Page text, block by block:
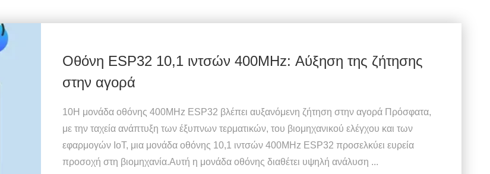
Οθόνη ESP32 10,1 ιντσών 400MHz: Αύξηση της ζήτησης
στην αγορά
10Η μονάδα οθόνης 400MHz ESP32 βλέπει αυξανόμενη ζήτηση στην αγορά Πρόσφατα,
με την ταχεία ανάπτυξη των έξυπνων τερματικών, του βιομηχανικού ελέγχου και των
εφαρμογών IoT, μια μονάδα οθόνης 10,1 ιντσών 400MHz ESP32 προσελκύει ευρεία
προσοχή στη βιομηχανία.Αυτή η μονάδα οθόνης διαθέτει υψηλή ανάλυση ...